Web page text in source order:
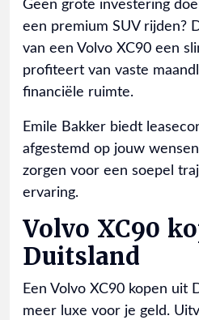
een premium SUV rijden?
van een Volvo XC90 een
profiteert van vaste
financiële ruimte.
Emile Bakker biedt
afgestemd op jouw
zorgen voor een soepel
ervaring.
Volvo XC90
Duitsland
Een Volvo XC90 kopen uit
meer luxe voor je geld.